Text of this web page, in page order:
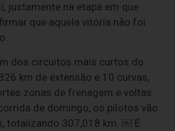
justamente na etapa em que
que aquela vitória não foi
dos circuitos mais curtos do
km de extensão e 10 curvas,
zonas de frenagem e voltas
de domingo, os pilotos vão
totalizando 307,018 km. ￼ É